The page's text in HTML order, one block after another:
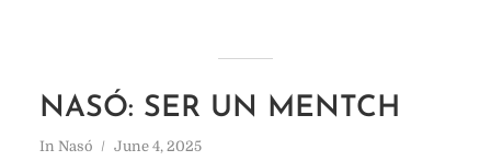
NASÓ: SER UN MENTCH
In Nasó June 4, 2025